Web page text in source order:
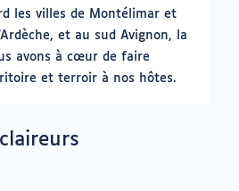
les villes de Montélimar et
et au sud Avignon, la
avons à cœur de faire
et terroir à nos hôtes.